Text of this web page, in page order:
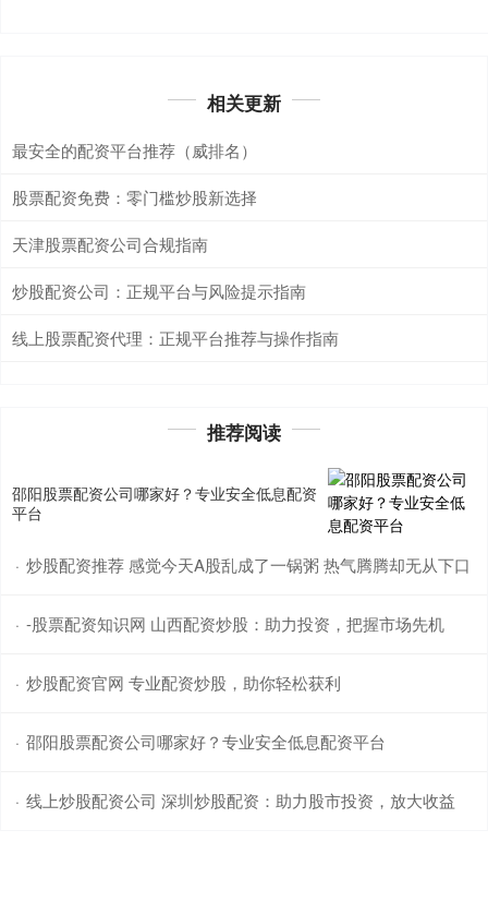
相关更新
最安全的配资平台推荐（威排名）
股票配资免费：零门槛炒股新选择
天津股票配资公司合规指南
炒股配资公司：正规平台与风险提示指南
线上股票配资代理：正规平台推荐与操作指南
推荐阅读
邵阳股票配资公司哪家好？专业安全低息配资
平台
· 炒股配资推荐 感觉今天A股乱成了一锅粥 热气腾腾却无从下口
· -股票配资知识网 山西配资炒股：助力投资，把握市场先机
· 炒股配资官网 专业配资炒股，助你轻松获利
· 邵阳股票配资公司哪家好？专业安全低息配资平台
· 线上炒股配资公司 深圳炒股配资：助力股市投资，放大收益